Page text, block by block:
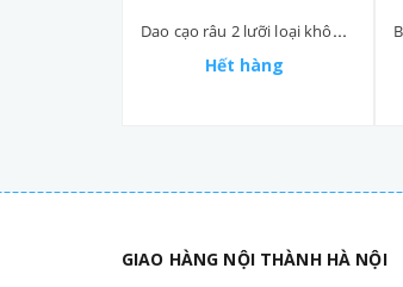
Dao cạo râu 2 lưỡi loại không thay lưỡi Bic
Hết hàng
GIAO HÀNG NỘI THÀNH HÀ NỘI